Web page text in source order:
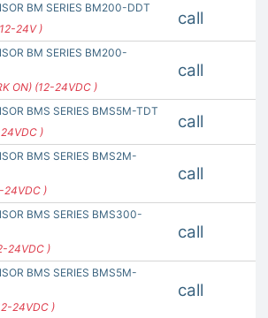
BM SERIES BM200-DDT
24V ) call
BM SERIES BM200-
ON) (12-24VDC )
call
BMS SERIES BMS5M-TDT
) call
BMS SERIES BMS2M-
24VDC )
call
BMS SERIES BMS300-
24VDC )
call
BMS SERIES BMS5M-
24VDC )
call